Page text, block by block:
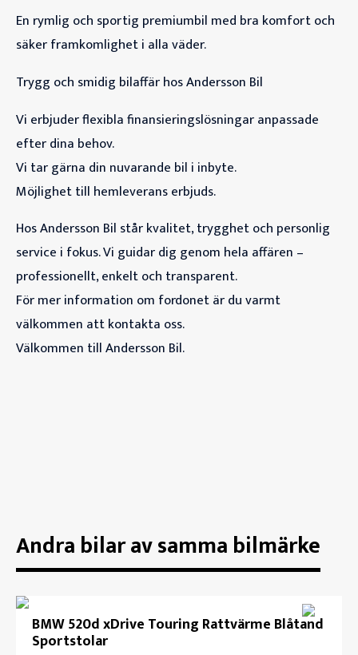
En rymlig och sportig premiumbil med bra komfort och
säker framkomlighet i alla väder.
Trygg och smidig bilaffär hos Andersson Bil
Vi erbjuder flexibla finansieringslösningar anpassade
efter dina behov.
Vi tar gärna din nuvarande bil i inbyte.
Möjlighet till hemleverans erbjuds.
Hos Andersson Bil står kvalitet, trygghet och personlig
service i fokus. Vi guidar dig genom hela affären –
professionellt, enkelt och transparent.
För mer information om fordonet är du varmt
välkommen att kontakta oss.
Välkommen till Andersson Bil.
Andra bilar av samma bilmärke
BMW 520d xDrive Touring Rattvärme Blåtand
Sportstolar